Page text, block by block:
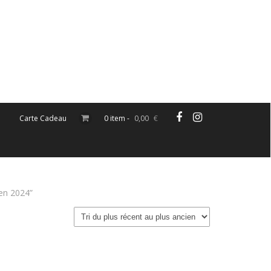
Carte Cadeau 0 item - 0,00 €
2024”